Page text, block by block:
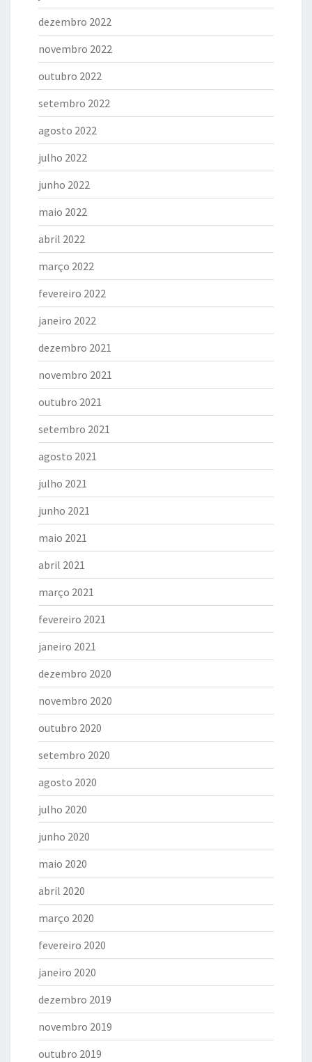
dezembro 2022
novembro 2022
outubro 2022
setembro 2022
agosto 2022
julho 2022
junho 2022
maio 2022
abril 2022
março 2022
fevereiro 2022
janeiro 2022
dezembro 2021
novembro 2021
outubro 2021
setembro 2021
agosto 2021
julho 2021
junho 2021
maio 2021
abril 2021
março 2021
fevereiro 2021
janeiro 2021
dezembro 2020
novembro 2020
outubro 2020
setembro 2020
agosto 2020
julho 2020
junho 2020
maio 2020
abril 2020
março 2020
fevereiro 2020
janeiro 2020
dezembro 2019
novembro 2019
outubro 2019